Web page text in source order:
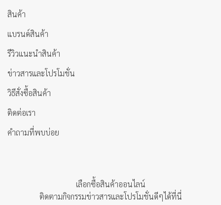
สินค้า
แบรนด์สินค้า
รีวิวแนะนำสินค้า
ข่าวสารและโปรโมชั่น
วิธีสั่งซื้อสินค้า
ติดต่อเรา
คำถามที่พบบ่อย
เลือกซื้อสินค้าออนไลน์
ติดตามกิจกรรมข่าวสารและโปรโมชั่นดีๆได้ที่นี่